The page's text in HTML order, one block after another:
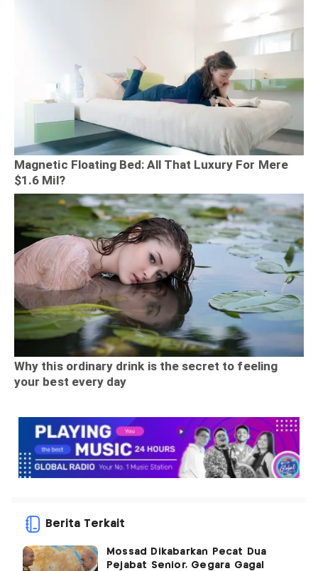
Berita Terkait
Mossad Dikabarkan Pecat Dua
Pejabat Senior, Gegara Gagal